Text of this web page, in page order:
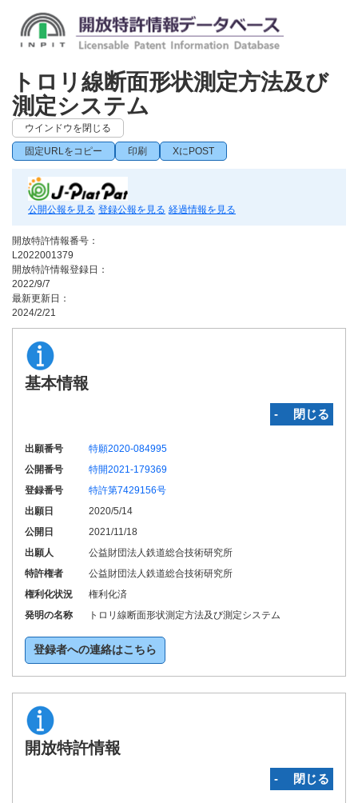
トロリ線断面形状測定方法及び
測定システム
ウインドウを閉じる
固定URLをコピー 印刷 XにPOST
公開公報を見る 登録公報を見る 経過情報を見る
開放特許情報番号：
L2022001379
開放特許情報登録日：
2022/9/7
最新更新日：
2024/2/21
基本情報
‐ 閉じる
出願番号
特願2020-084995
公開番号
特開2021-179369
登録番号
特許第7429156号
出願日
2020/5/14
公開日
2021/11/18
出願人
公益財団法人鉄道総合技術研究所
特許権者
公益財団法人鉄道総合技術研究所
権利化状況
権利化済
発明の名称
トロリ線断面形状測定方法及び測定システム
登録者への連絡はこちら
開放特許情報
‐ 閉じる